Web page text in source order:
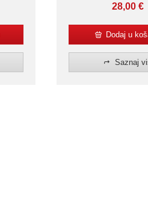
28,00 €
Dodaj u
Saznaj